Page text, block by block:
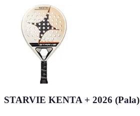
STARVIE KENTA + 2026 (Pala)